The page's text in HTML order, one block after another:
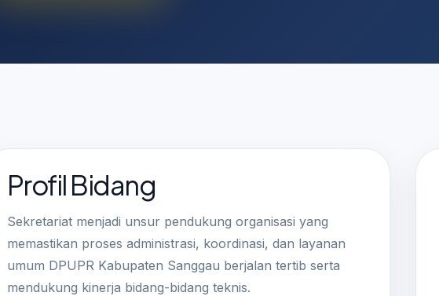
Profil Bidang
Sekretariat menjadi unsur pendukung organisasi yang
memastikan proses administrasi, koordinasi, dan layanan
umum DPUPR Kabupaten Sanggau berjalan tertib serta
mendukung kinerja bidang-bidang teknis.